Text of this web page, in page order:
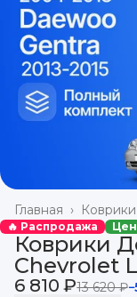
Главная ›
🔥 Распродажа
Коврики
Chevrolet
6 810 ₽13 620 ₽−